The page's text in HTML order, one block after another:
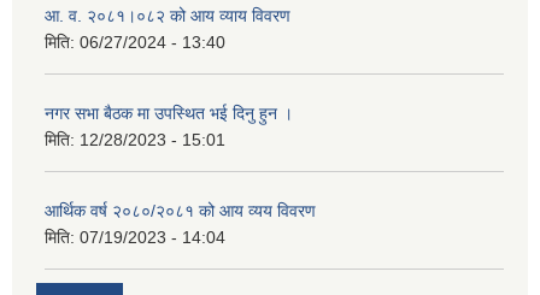
आ. व. २०८१।०८२ को आय व्याय विवरण
मिति: 06/27/2024 - 13:40
नगर सभा बैठक मा उपस्थित भई दिनु हुन ।
मिति: 12/28/2023 - 15:01
आर्थिक वर्ष २०८०/२०८१ को आय व्यय विवरण
मिति: 07/19/2023 - 14:04